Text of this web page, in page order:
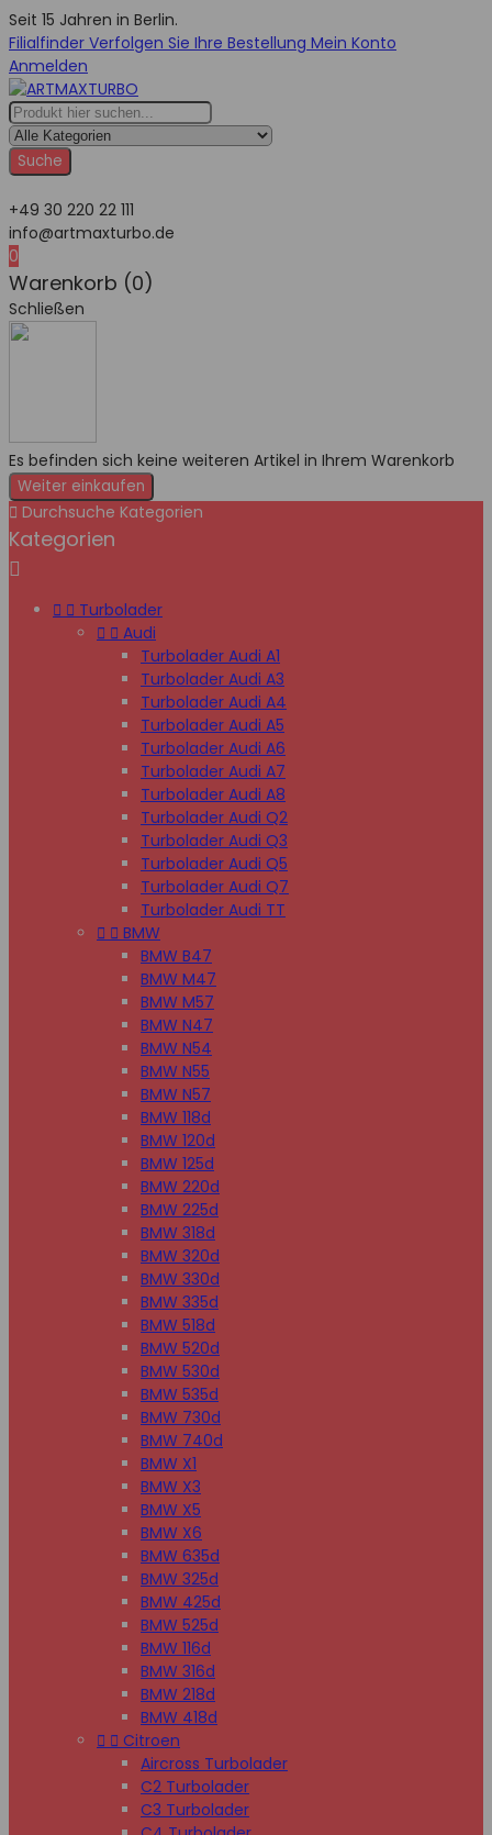
Seit 15 Jahren in Berlin.
Filialfinder Verfolgen Sie Ihre Bestellung Mein Konto
Anmelden
Suche
+49 30 220 22 111
info@artmaxturbo.de
0
Warenkorb (0)
Schließen
Es befinden sich keine weiteren Artikel in Ihrem Warenkorb
Weiter einkaufen
 Durchsuche Kategorien
Kategorien

  Turbolader
  Audi
Turbolader Audi A1
Turbolader Audi A3
Turbolader Audi A4
Turbolader Audi A5
Turbolader Audi A6
Turbolader Audi A7
Turbolader Audi A8
Turbolader Audi Q2
Turbolader Audi Q3
Turbolader Audi Q5
Turbolader Audi Q7
Turbolader Audi TT
  BMW
BMW B47
BMW M47
BMW M57
BMW N47
BMW N54
BMW N55
BMW N57
BMW 118d
BMW 120d
BMW 125d
BMW 220d
BMW 225d
BMW 318d
BMW 320d
BMW 330d
BMW 335d
BMW 518d
BMW 520d
BMW 530d
BMW 535d
BMW 730d
BMW 740d
BMW X1
BMW X3
BMW X5
BMW X6
BMW 635d
BMW 325d
BMW 425d
BMW 525d
BMW 116d
BMW 316d
BMW 218d
BMW 418d
  Citroen
Aircross Turbolader
C2 Turbolader
C3 Turbolader